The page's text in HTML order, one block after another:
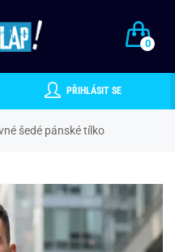
0
PŘIHLÁSIT SE
šedé pánské tílko